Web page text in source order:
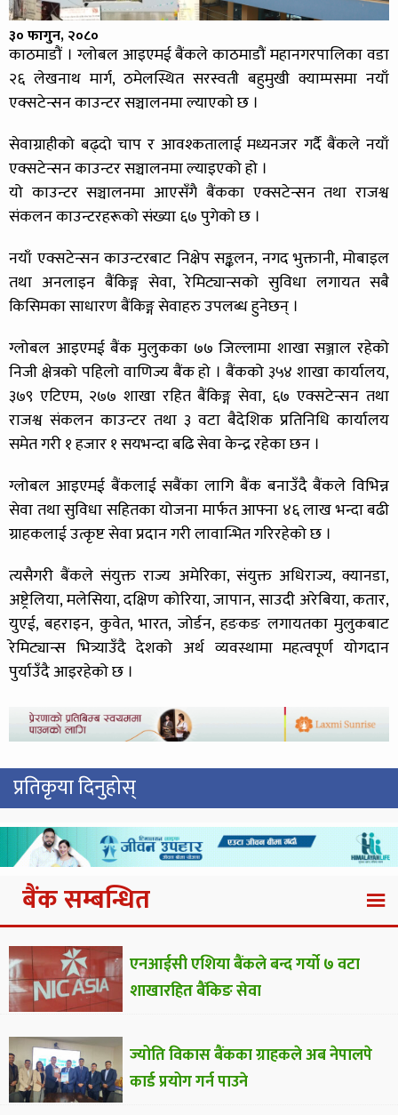
३० फागुन, २०८०
काठमाडौं । ग्लोबल आइएमई बैंकले काठमाडौं महानगरपालिका वडा
२६ लेखनाथ मार्ग, ठमेलस्थित सरस्वती बहुमुखी क्याम्पसमा नयाँ
एक्सटेन्सन काउन्टर सञ्चालनमा ल्याएको छ ।
सेवाग्राहीको बढ्दो चाप र आवश्कतालाई मध्यनजर गर्दै बैंकले नयाँ
एक्सटेन्सन काउन्टर सञ्चालनमा ल्याइएको हो ।
यो काउन्टर सञ्चालनमा आएसँगै बैंकका एक्सटेन्सन तथा राजश्व
संकलन काउन्टरहरूको संख्या ६७ पुगेको छ ।
नयाँ एक्सटेन्सन काउन्टरबाट निक्षेप सङ्कलन, नगद भुक्तानी, मोबाइल
तथा अनलाइन बैंकिङ्ग सेवा, रेमिट्यान्सको सुविधा लगायत सबै
किसिमका साधारण बैंकिङ्ग सेवाहरु उपलब्ध हुनेछन् ।
ग्लोबल आइएमई बैंक मुलुकका ७७ जिल्लामा शाखा सञ्जाल रहेको
निजी क्षेत्रको पहिलो वाणिज्य बैंक हो । बैंकको ३५४ शाखा कार्यालय,
३७९ एटिएम, २७७ शाखा रहित बैंकिङ्ग सेवा, ६७ एक्सटेन्सन तथा
राजश्व संकलन काउन्टर तथा ३ वटा बैदेशिक प्रतिनिधि कार्यालय
समेत गरी १ हजार १ सयभन्दा बढि सेवा केन्द्र रहेका छन ।
ग्लोबल आइएमई बैंकलाई सबैंका लागि बैंक बनाउँदै बैंकले विभिन्न
सेवा तथा सुविधा सहितका योजना मार्फत आफ्ना ४६ लाख भन्दा बढी
ग्राहकलाई उत्कृष्ट सेवा प्रदान गरी लावान्भित गरिरहेको छ ।
त्यसैगरी बैंकले संयुक्त राज्य अमेरिका, संयुक्त अधिराज्य, क्यानडा,
अष्ट्रेलिया, मलेसिया, दक्षिण कोरिया, जापान, साउदी अरेबिया, कतार,
युएई, बहराइन, कुवेत, भारत, जोर्डन, हङकङ लगायतका मुलुकबाट
रेमिट्यान्स भित्र्याउँदै देशको अर्थ व्यवस्थामा महत्वपूर्ण योगदान
पुर्याउँदै आइरहेको छ ।
प्रतिकृया दिनुहोस्
बैंक सम्बन्धित
एनआईसी एशिया बैंकले बन्द गर्यो ७ वटा
शाखारहित बैंकिङ सेवा
ज्योति विकास बैंकका ग्राहकले अब नेपालपे
कार्ड प्रयोग गर्न पाउने